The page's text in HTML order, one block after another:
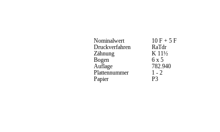
Nominalwert
10 F + 5 F
Druckverfahren
RaTdr
Zähnung
K 11½
Bogen
6 x 5
Auflage
782.940
Plattennummer
1 - 2
Papier
P3